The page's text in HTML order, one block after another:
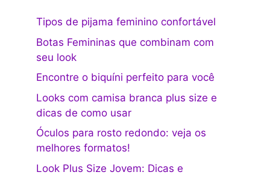
Tipos de pijama feminino confortável
Botas Femininas que combinam com
seu look
Encontre o biquíni perfeito para você
Looks com camisa branca plus size e
dicas de como usar
Óculos para rosto redondo: veja os
melhores formatos!
Look Plus Size Jovem: Dicas e